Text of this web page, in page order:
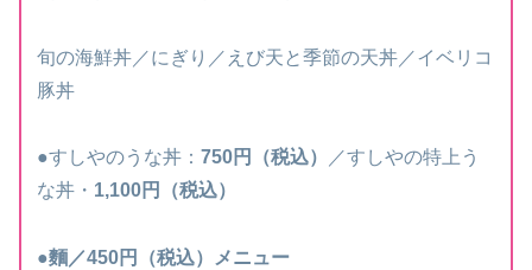
旬の海鮮丼／にぎり／えび天と季節の天丼／イベリコ
豚丼
●すしやのうな丼： 750円（税込）
／すしやの特上う
な丼・ 1,100円（税込）
●麵／450円 （税込） メニュー